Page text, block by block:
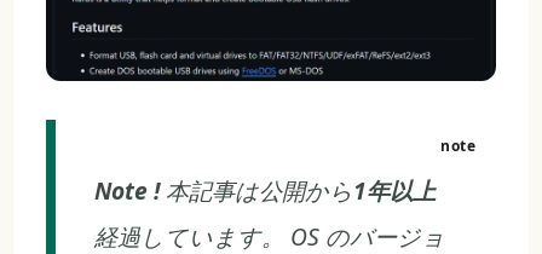
Note !本記事は公開から1年以上
経過しています。 OS のバージョ